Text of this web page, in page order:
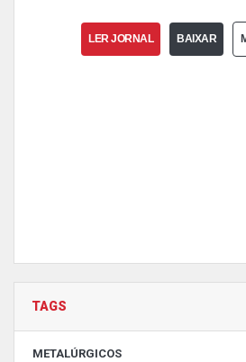
LER JORNAL BAIXAR
TAGS
METALÚRGICOS